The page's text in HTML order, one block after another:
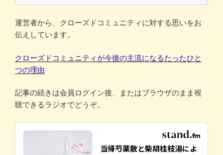
運営者から、クローズドコミュニティに対する思いをお
伝えしています。
クローズドコミュニティが今後の主流になるたったひと
つの理由
記事の続きは会員ログイン後、またはブラウザのまま視
聴できるラジオでどうぞ。